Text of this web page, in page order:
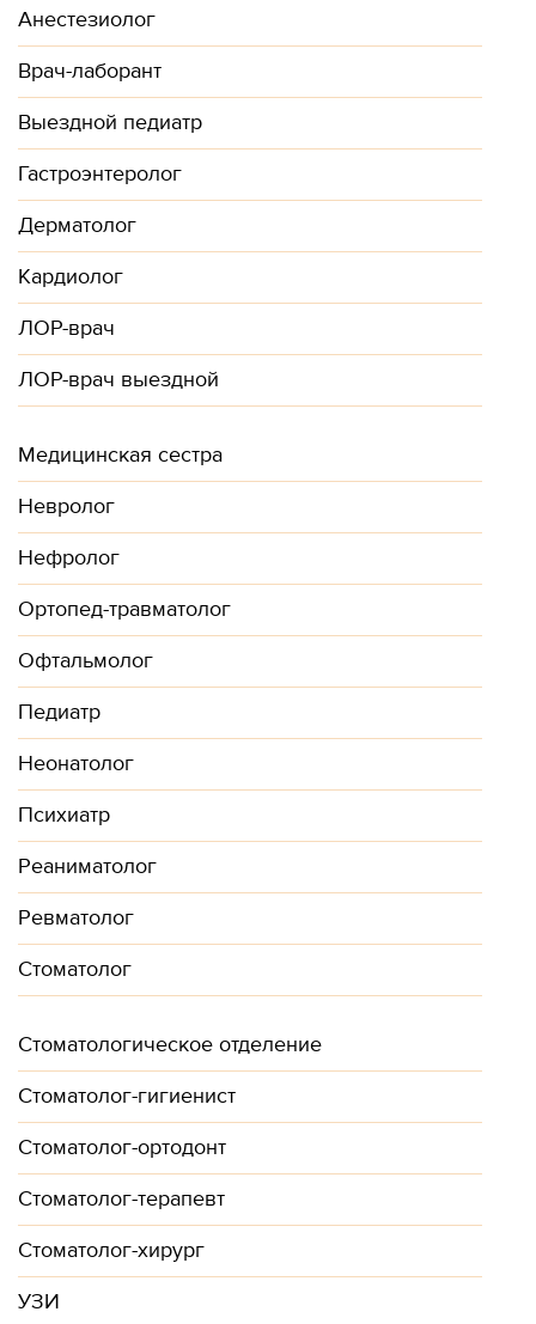
Анестезиолог
Врач-лаборант
Выездной педиатр
Гастроэнтеролог
Дерматолог
Кардиолог
ЛОР-врач
ЛОР-врач выездной
Медицинская сестра
Невролог
Нефролог
Ортопед-травматолог
Офтальмолог
Педиатр
Неонатолог
Психиатр
Реаниматолог
Ревматолог
Стоматолог
Стоматологическое отделение
Стоматолог-гигиенист
Стоматолог-ортодонт
Стоматолог-терапевт
Стоматолог-хирург
УЗИ